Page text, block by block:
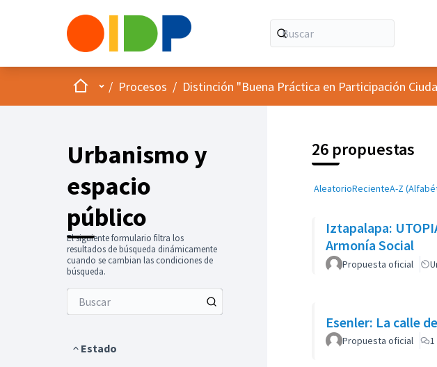
InicioMenú principal
/ Procesos / Distinción "Buena Práctica en Participación
Urbanismo y
espacio
público
El siguiente formulario filtra los
resultados de búsqueda dinámicamente
cuando se cambian las condiciones de
búsqueda.
Estado
26 propuestas
AleatorioRecienteA-Z
Iztapalapa:
Armonía Social
Propuesta oficial
Esenler: La calle
Propuesta oficial 1